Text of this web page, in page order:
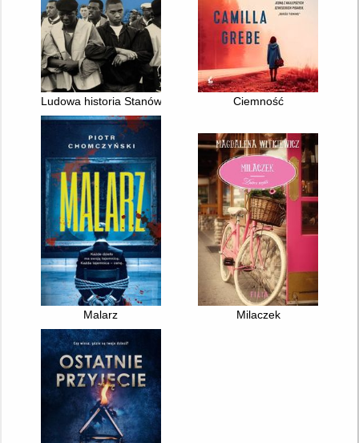
Ludowa historia Stanów Zjednoczonych : od roku 1492 do dziś
Ciemność
Malarz Milaczek